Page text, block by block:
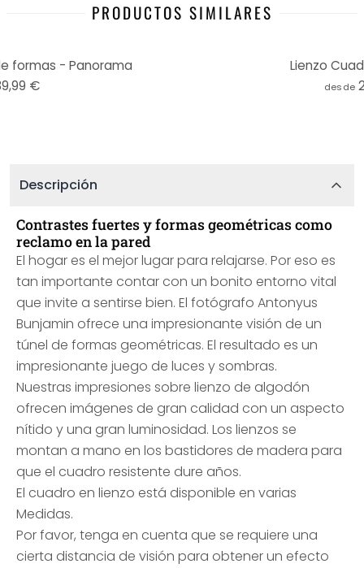
PRODUCTOS SIMILARES
formas - Panorama
€
Lienzo
desde
Descripción
Contrastes fuertes y formas geométricas como
reclamo en la pared
El hogar es el mejor lugar para relajarse. Por eso es
tan importante contar con un bonito entorno vital
que invite a sentirse bien. El fotógrafo Antonyus
Bunjamin ofrece una impresionante visión de un
túnel de formas geométricas. El resultado es un
impresionante juego de luces y sombras.
Nuestras impresiones sobre lienzo de algodón
ofrecen imágenes de gran calidad con un aspecto
nítido y una gran luminosidad. Los lienzos se
montan a mano en los bastidores de madera para
que el cuadro resistente dure años.
El cuadro en lienzo está disponible en varias
Medidas.
Por favor, tenga en cuenta que se requiere una
cierta distancia de visión para obtener un efecto